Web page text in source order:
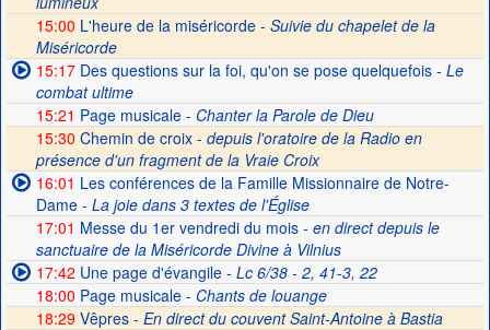
15:00 L'heure de la miséricorde - Suivie du chapelet de la
Miséricorde
15:17Des questions sur la foi, qu'on se pose quelquefois- Le
combat ultime
15:21 Page musicale- Chanter la Parole de Dieu
15:30 Chemin de croix - depuis l'oratoire de la Radio en
présence d'un fragment de la Vraie Croix
16:01 Les conférences de la Famille Missionnaire de Notre-
Dame- La joie dans 3 textes de l'Église
17:01 Messe du 1er vendredi du mois- en direct depuis le
sanctuaire de la Miséricorde Divine à Vilnius
17:42 Une page d'évangile- Lc 6/38 - 2, 41-3, 22
18:00 Page musicale- Chants de louange
18:29 Vêpres - En direct du couvent Saint-Antoine à Bastia